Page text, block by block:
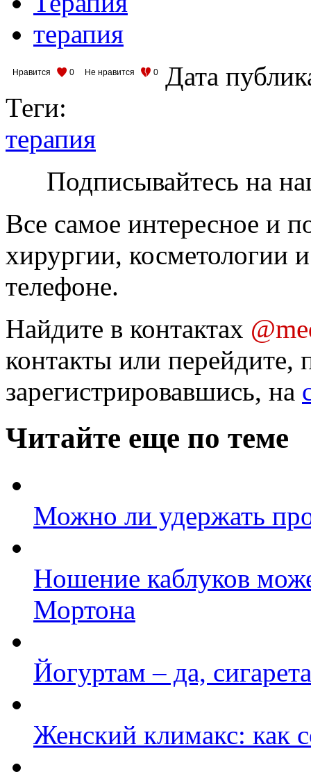
терапия
Нравится 0 Не нравится 0
Дата
Теги:
терапия
Подписывайтесь на
Все самое интересное и
хирургии, косметологии
телефоне.
Найдите в контактах
контакты или перейдите,
зарегистрировавшись, на
Читайте еще по теме
Можно ли удержать
Ношение каблуков
Мортона
Йогуртам – да,
Женский климакс: как